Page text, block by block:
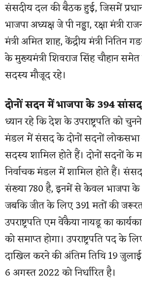
संसदीय दल की बैठक हुई, जिसमें
भाजपा अध्यक्ष जे पी नड्डा, रक्षा मंत्री
मंत्री अमित शाह, केंद्रीय मंत्री नितिन
के मुख्यमंत्री शिवराज सिंह चौहान
सदस्य मौजूद रहे।
दोनों सदन में भाजपा के 394
ध्यान रहे कि देश के उपराष्ट्रपति को
मंडल में संसद के दोनों सदनों
सदस्य शामिल होते हैं। दोनों सदनों के
निर्वाचक मंडल में शामिल होते हैं।
संख्या 780 है, इनमें से केवल भाजपा
जबकि जीत के लिए 391 मतों की जरूरत
उपराष्ट्रपति एम वेंकैया नायडू का
को समाप्त होगा। उपराष्ट्रपति पद के
दाखिल करने की अंतिम तिथि 19
6 अगस्त 2022 को निर्धारित है।